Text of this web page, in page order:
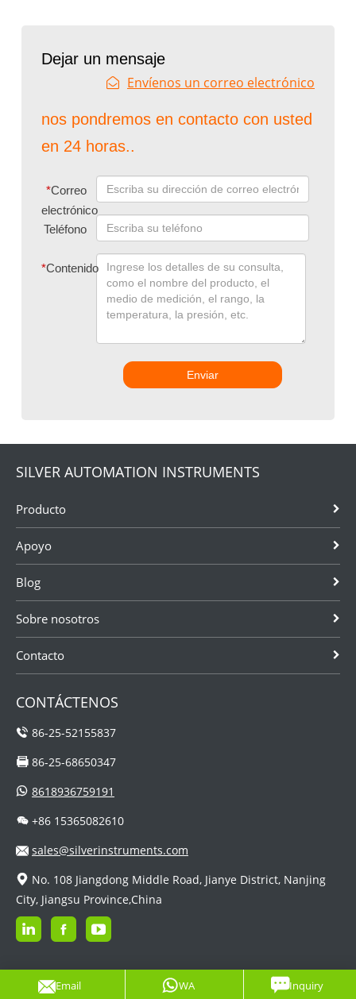
Dejar un mensaje
Envíenos un correo electrónico
nos pondremos en contacto con usted
en 24 horas..
*Correo
electrónico
Teléfono
*Contenido
Enviar
Email WA Inquiry
SILVER AUTOMATION INSTRUMENTS
Producto
Apoyo
Blog
Sobre nosotros
Contacto
CONTÁCTENOS
86-25-52155837
86-25-68650347
8618936759191
+86 15365082610
sales@silverinstruments.com
No. 108 Jiangdong Middle Road, Jianye District, Nanjing
City, Jiangsu Province,China